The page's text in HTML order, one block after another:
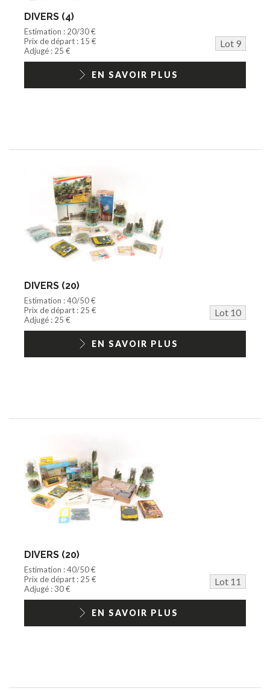
DIVERS (4)
Estimation : 20/30 €
Prix de départ : 15 €
Lot 9
Adjugé : 25 €
EN SAVOIR PLUS
DIVERS (20)
Estimation : 40/50 €
Prix de départ : 25 €
Lot 10
Adjugé : 25 €
EN SAVOIR PLUS
DIVERS (20)
Estimation : 40/50 €
Prix de départ : 25 €
Lot 11
Adjugé : 30 €
EN SAVOIR PLUS